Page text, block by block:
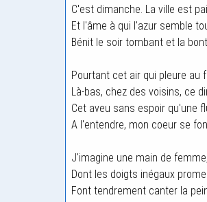
C'est dimanche. La ville est
Et l'âme à qui l'azur semble
Bénit le soir tombant et la
Pourtant cet air qui pleure au
Là-bas, chez des voisins, ce
Cet aveu sans espoir qu'une
A l'entendre, mon coeur se
J'imagine une main de
Dont les doigts inégaux
Font tendrement canter la